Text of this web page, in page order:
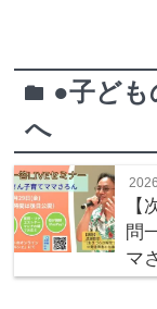
folder ●子ども
へ
問
マ